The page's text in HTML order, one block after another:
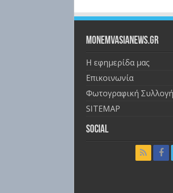
Monemvasianews.gr
Η εφημερίδα μας
Επικοινωνία
Φωτογραφική Συλλογή
SITEMAP
Social